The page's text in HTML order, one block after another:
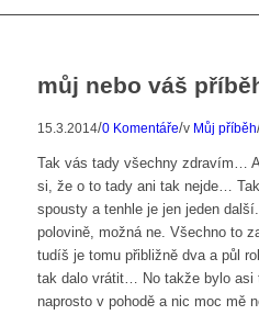
můj nebo váš
15.3.2014/0 Komentáře/v Můj příběh
Tak vás tady všechny zdravím…
si, že o to tady ani tak nejde…
spousty a tenhle je jen jeden
polovině, možná ne. Všechno to
tudíš je tomu přibližně dva a půl
tak dalo vrátit… No takže bylo asi
naprosto v pohodě a nic moc mě